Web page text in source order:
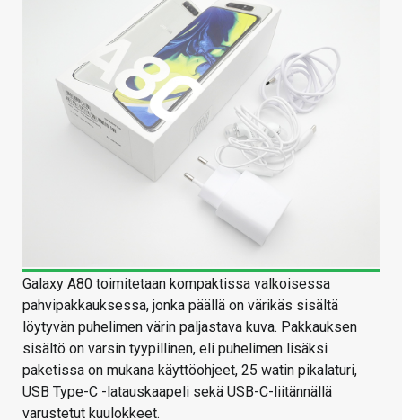
Galaxy A80 toimitetaan kompaktissa valkoisessa
pahvipakkauksessa, jonka päällä on värikäs sisältä
löytyvän puhelimen värin paljastava kuva. Pakkauksen
sisältö on varsin tyypillinen, eli puhelimen lisäksi
paketissa on mukana käyttöohjeet, 25 watin pikalaturi,
USB Type-C -latauskaapeli sekä USB-C-liitännällä
varustetut kuulokkeet.